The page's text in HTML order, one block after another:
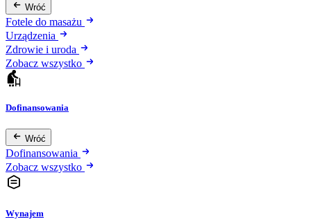
Wróć
Fotele do masażu
Urządzenia
Zdrowie i uroda
Zobacz wszystko
Dofinansowania
Wróć
Dofinansowania
Zobacz wszystko
Wynajem